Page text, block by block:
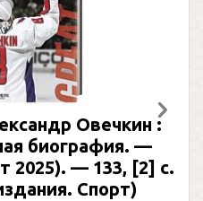
Овечкин :
биография. —
2025). — 133, [2] с.
Спорт)